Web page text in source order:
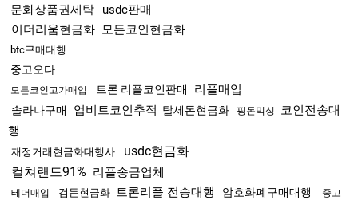
문화상품권세탁
usdc판매
이더리움현금화 모든코인현금화
btc구매대행
중고오다
모든코인고가매입 트론 리플코인판매 리플매입
솔라나구매 업비트코인추적 탈세돈현금화 핑돈믹싱
코인전송대
행
재정거래현금화대행사
usdc현금화
컬쳐랜드91% 리플송금업체
테더매입 검돈현금화 트론리플 전송대행 암호화폐구매대행
중고